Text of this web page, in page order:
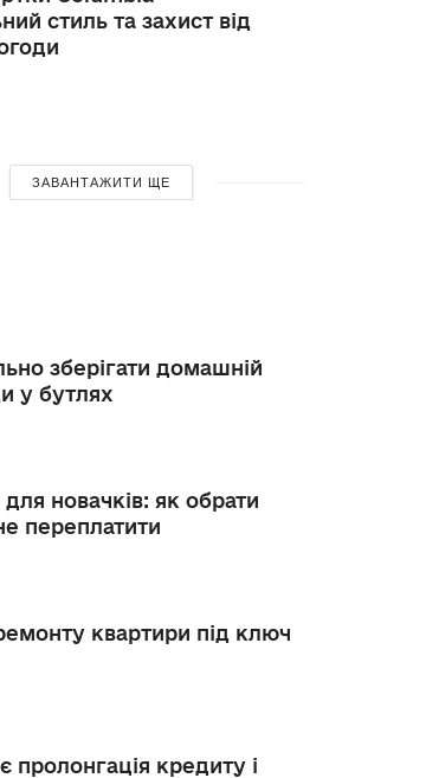
стиль та захист від
ЗАВАНТАЖИТИ ЩЕ
зберігати домашній
у бутлях
для новачків: як обрати
переплатити
квартири під ключ
пролонгація кредиту і